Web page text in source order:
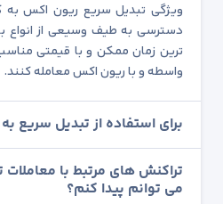
ویژگی تبدیل سریع ریون اکس به
دسترسی به طیف وسیعی از انواع
ترین زمان ممکن و با قیمتی
واسطه و با ریون اکس معامله کنند.
برای استفاده از تبدیل سریع
تراکنش های مرتبط با معاملات
می توانم پیدا کنم؟